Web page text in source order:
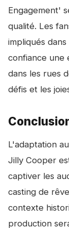
Engagement'
qualité. Les
impliqués
confiance une
dans les rues
défis et les
L'adaptation
Jilly Cooper
captiver les
casting de
contexte
production